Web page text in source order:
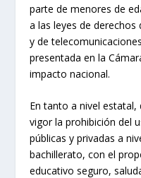
parte de menores de
a las leyes de
y de
presentada en la
impacto nacional.
En tanto a nivel
vigor la prohibición del
públicas y privadas a
bachillerato, con el
educativo seguro,